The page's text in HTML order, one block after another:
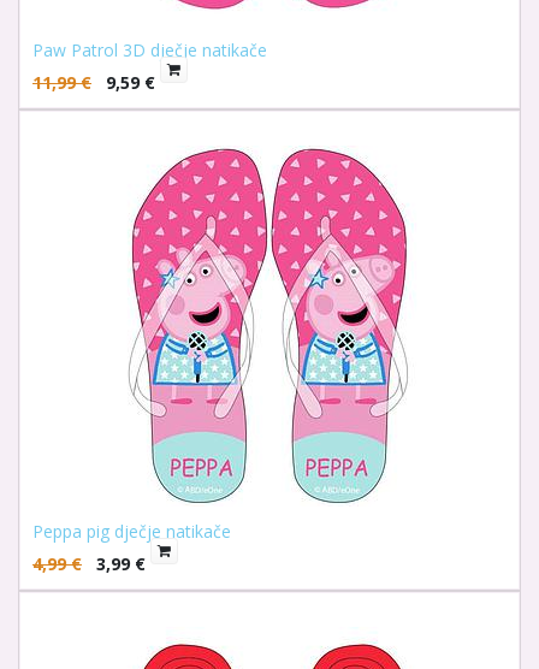
Paw Patrol 3D dječje natikače
11,99€ 9,59 €
Peppa pig dječje natikače
4,99€ 3,99 €